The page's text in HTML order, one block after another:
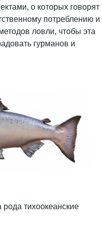
о которых говорят
потреблению и
ловли, чтобы эта
гурманов и
тихоокеанские